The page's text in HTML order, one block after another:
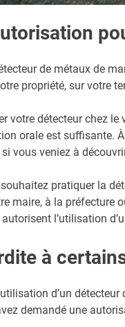
de métaux de
propriété, sur votre
votre détecteur chez
orale est suffisante.
vous veniez à
pratiquer la
maire, à la préfecture
l’utilisation
à
d’un
demandé une